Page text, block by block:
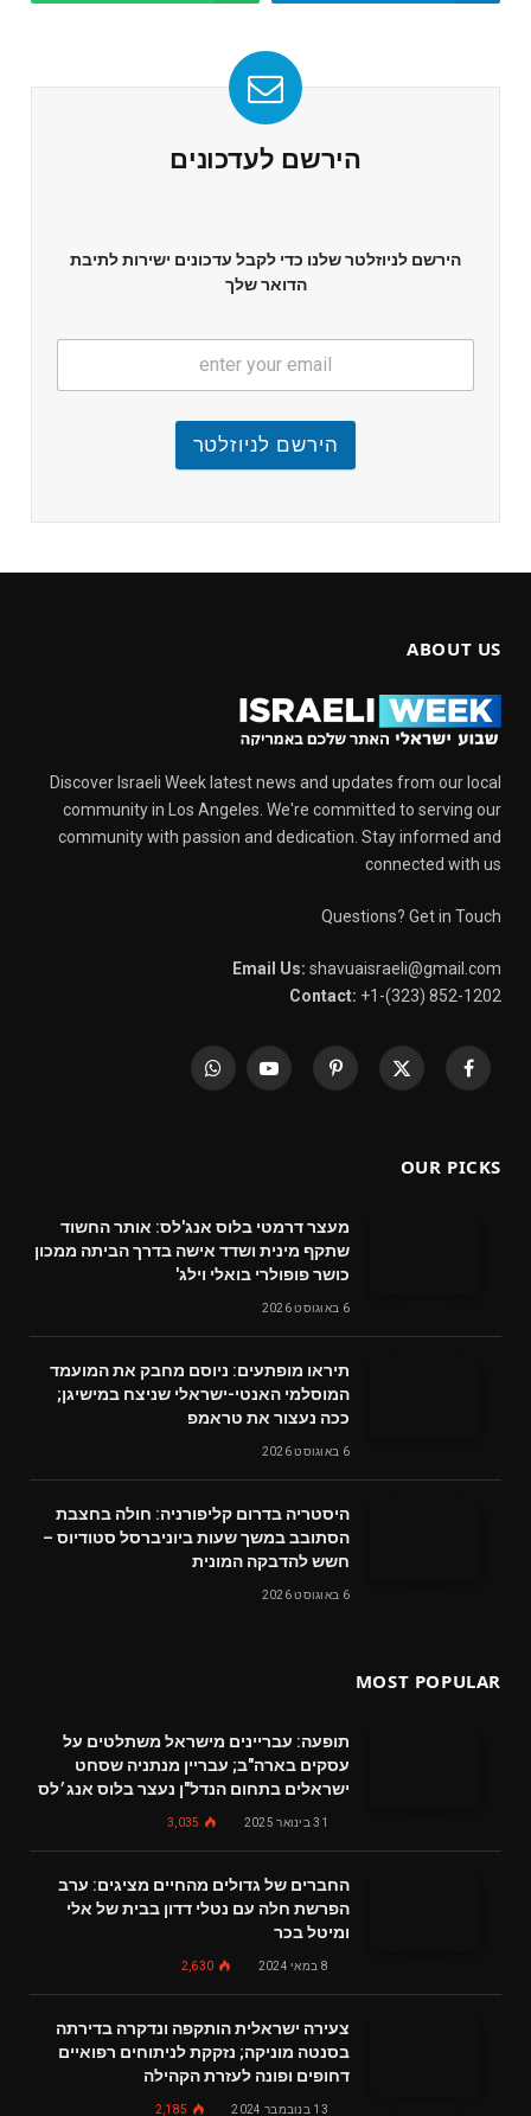
הירשם לעדכונים
הירשם לניוזלטר שלנו כדי לקבל עדכונים ישירות לתיבת
הדואר שלך
הירשם לניוזלטר
ABOUT US
Discover Israeli Week latest news and updates from our local
community in Los Angeles. We're committed to serving our
community with passion and dedication. Stay informed and
connected with us
Questions? Get in Touch
Email Us: shavuaisraeli@gmail.com
Contact: +1-(323) 852-1202
Facebook
X
Pinterest
YouTube
WhatsApp
OUR PICKS
מעצר דרמטי בלוס אנג'לס: אותר החשוד
שתקף מינית ושדד אישה בדרך הביתה ממכון
כושר פופולרי בואלי וילג'
6 באוגוסט 2026
תיראו מופתעים: ניוסם מחבק את המועמד
המוסלמי האנטי-ישראלי שניצח במישיגן;
ככה נעצור את טראמפ
6 באוגוסט 2026
היסטריה בדרום קליפורניה: חולה בחצבת
הסתובב במשך שעות ביוניברסל סטודיוס –
חשש להדבקה המונית
6 באוגוסט 2026
MOST POPULAR
תופעה: עבריינים מישראל משתלטים על
עסקים בארה"ב; עבריין מנתניה שסחט
ישראלים בתחום הנדל"ן נעצר בלוס אנג׳לס
31 בינואר 2025 3,035
החברים של גדולים מהחיים מציגים: ערב
הפרשת חלה עם נטלי דדון בבית של אלי
ומיטל בכר
8 במאי 2024 2,630
צעירה ישראלית הותקפה ונדקרה בדירתה
בסנטה מוניקה; נזקקת לניתוחים רפואיים
דחופים ופונה לעזרת הקהילה
13 בנובמבר 2024 2,185